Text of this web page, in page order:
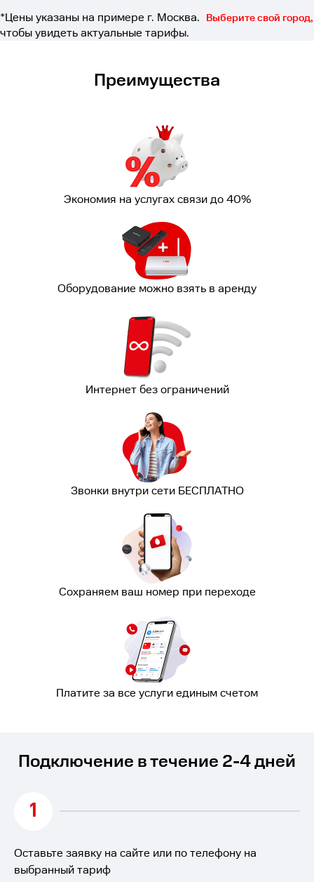
*Цены указаны на примере г. Москва. Выберите свой город,
чтобы увидеть актуальные тарифы.
Преимущества
Экономия на услугах связи до 40%
Оборудование можно взять в аренду
Интернет без ограничений
Звонки внутри сети БЕСПЛАТНО
Сохраняем ваш номер при переходе
Платите за все услуги единым счетом
Подключение в течение 2-4 дней
1
Оставьте заявку на сайте или по телефону на
выбранный тариф